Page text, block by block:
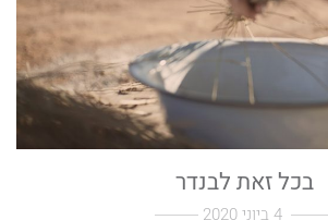
בכל זאת לבנדר
4 ביוני 2020